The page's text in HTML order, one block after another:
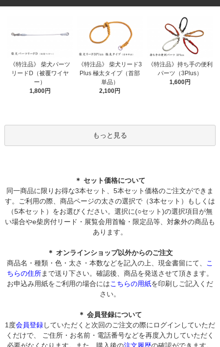
《特注品》 柴犬パーツ
リードD（被覆ワイヤ
ー）
1,800円
《特注品》 柴犬リード3
Plus 極太タイプ（首部
単品）
2,100円
《特注品》持ち手の便利
パーツ（3Plus）
1,600円
もっと見る
＊ セット価格について
同一商品に限りお得な3本セット、5本セット価格のご注文ができま
す。ご利用の際、商品ページの太さの選択で（3本セット）もしくは
（5本セット）をお選びください。選択に(○セット)の選択項目が無
い場合やe柴房付リード・展覧会用首輪・限定品等、対象外の商品も
あります。
＊ オンラインショップ以外からのご注文
商品名・種類・色・太さ・本数などを記入の上、現金書留にて、 こ
ちらの住所まで送り下さい。確認後、商品を発送させて頂きます。
お申込み用紙をご利用の場合にはこちらの用紙を印刷しご記入くだ
さい。
＊ 会員登録について
1度会員登録していただくと次回のご注文の際にログインしていただ
くだけで、 ご住所・お名前・電話番号などを再度入力していただく